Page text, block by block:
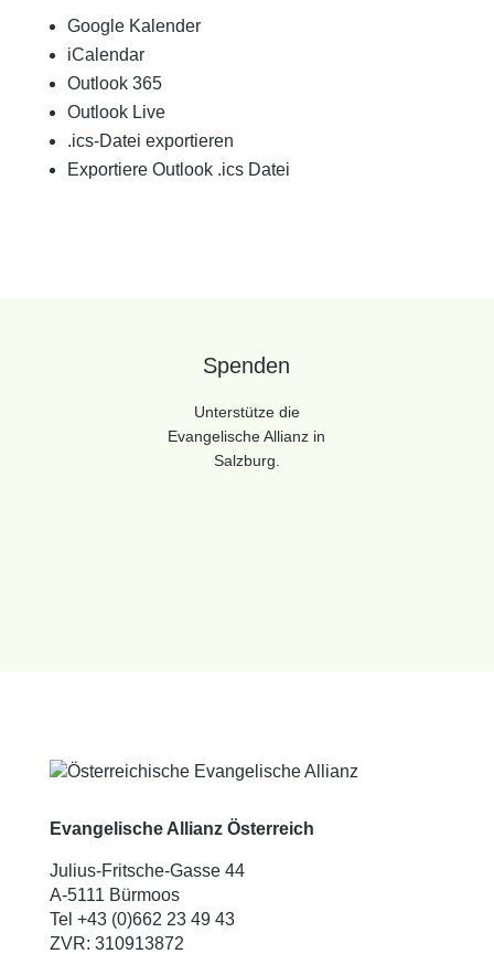
Google Kalender
iCalendar
Outlook 365
Outlook Live
.ics-Datei exportieren
Exportiere Outlook .ics Datei
Spenden
Unterstütze die
Evangelische Allianz in
Salzburg.
Evangelische Allianz Österreich
Julius-Fritsche-Gasse 44
A-5111 Bürmoos
Tel +43 (0)662 23 49 43
ZVR: 310913872